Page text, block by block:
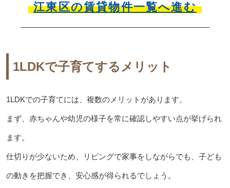
江東区の賃貸物件一覧へ進む
1LDKで子育てするメリット
1LDKでの子育てには、複数のメリットがあります。
まず、赤ちゃんや幼児の様子を常に確認しやすい点が挙げられ
ます。
仕切りが少ないため、リビングで家事をしながらでも、子ども
の動きを把握でき、安心感が得られるでしょう。